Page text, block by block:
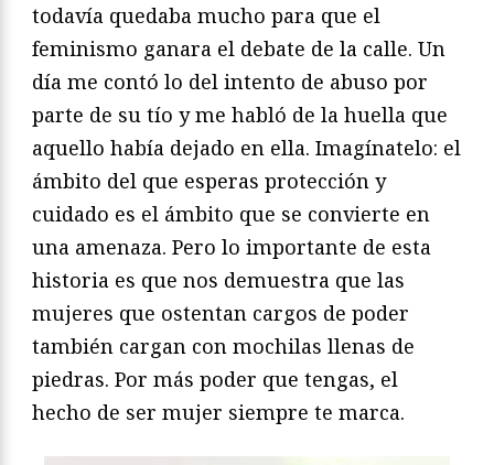
todavía quedaba mucho para que el
feminismo ganara el debate de la calle. Un
día me contó lo del intento de abuso por
parte de su tío y me habló de la huella que
aquello había dejado en ella. Imagínatelo: el
ámbito del que esperas protección y
cuidado es el ámbito que se convierte en
una amenaza. Pero lo importante de esta
historia es que nos demuestra que las
mujeres que ostentan cargos de poder
también cargan con mochilas llenas de
piedras. Por más poder que tengas, el
hecho de ser mujer siempre te marca.